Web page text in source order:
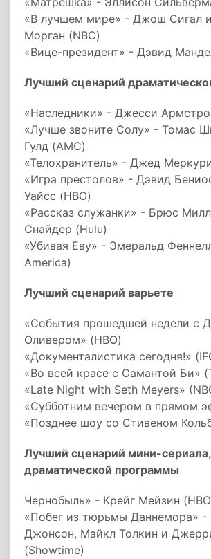
«В лучшем мире» - Джош Сигал
Морган (NBC)
«Вице-президент» - Дэвид
Лучший сценарий
«Наследники» - Джесси
«Лучше звоните Солу» - Томас
Гулд (AMC)
«Телохранитель» - Джед
«Игра престолов» - Дэвид
Уайсс (HBO)
«Рассказ служанки» - Брюс
Снайдер (Hulu)
«Убивая Еву» - Эмеральд
America)
Лучший сценарий варьете
«События прошедшей недели с
Оливером» (HBO)
«Документалистика сегодня!»
«Во всей красе с Самантой Би»
«Late Night with Seth Meyers»
«Субботним вечером в прямом
«Позднее шоу со Стивеном
Лучший сценарий мини-
драматической программы
Чернобыль» - Крейг Мейзин
«Побег из тюрьмы Даннемора» -
Джонсон, Майкл Толкин и
(Showtime)